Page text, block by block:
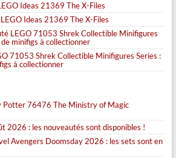
Ideas 21369 The X-Files
Ideas 21369 The X-Files
LEGO 71053 Shrek Collectible Minifigures
minifigs à collectionner
71053 Shrek Collectible Minifigures Series :
à collectionner
Potter 76476 The Ministry of Magic
2026 : les nouveautés sont disponibles !
Avengers Doomsday 2026 : les sets sont en